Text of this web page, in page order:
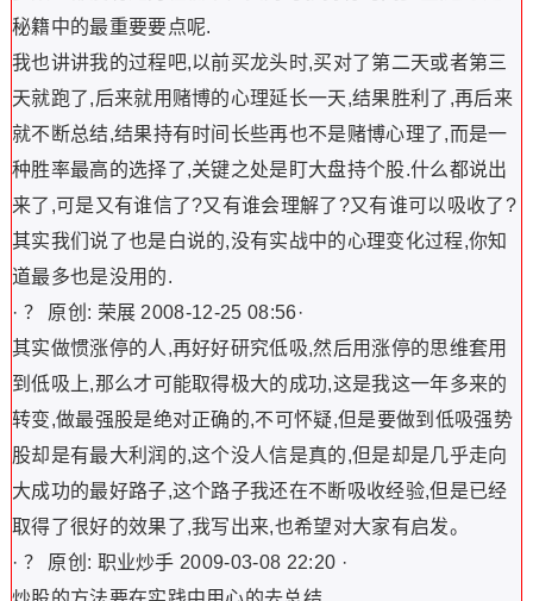
秘籍中的最重要要点呢.
我也讲讲我的过程吧,以前买龙头时,买对了第二天或者第三
天就跑了,后来就用赌博的心理延长一天,结果胜利了,再后来
就不断总结,结果持有时间长些再也不是赌博心理了,而是一
种胜率最高的选择了,关键之处是盯大盘持个股.什么都说出
来了,可是又有谁信了?又有谁会理解了?又有谁可以吸收了?
其实我们说了也是白说的,没有实战中的心理变化过程,你知
道最多也是没用的.
· ？ 原创: 荣展 2008-12-25 08:56·
其实做惯涨停的人,再好好研究低吸,然后用涨停的思维套用
到低吸上,那么才可能取得极大的成功,这是我这一年多来的
转变,做最强股是绝对正确的,不可怀疑,但是要做到低吸强势
股却是有最大利润的,这个没人信是真的,但是却是几乎走向
大成功的最好路子,这个路子我还在不断吸收经验,但是已经
取得了很好的效果了,我写出来,也希望对大家有启发。
· ？ 原创: 职业炒手 2009-03-08 22:20 ·